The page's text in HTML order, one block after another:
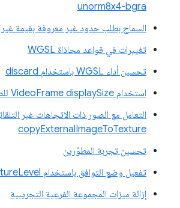
unorm8x4-bgra
السماح بطلب حدود غير معروفة بقيمة
تغييرات في قواعد محاذاة WGSL
تحسين أداء WGSL باستخدام discard
استخدام VideoFrame displaySize للصور الخارجية
التعامل مع الصور ذات الاتجاهات غير
copyExternalImageToTexture
تحسين تجربة المطوّرين
تفعيل وضع التوافق باستخدام featureLevel
إزالة ميزات المجموعة الفرعية التجريبية